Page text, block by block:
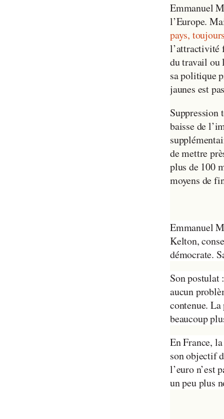
Emmanuel
l’Europe.
pays,
l’attractivité
du travail ou
sa politique
jaunes est
Suppression
baisse de
de mettre
plus de 100
moyens de
Emmanuel
Kelton,
démocrate.
Son postulat
aucun
contenue.
beaucoup
En France,
son objectif
l’euro n’est
un peu plus